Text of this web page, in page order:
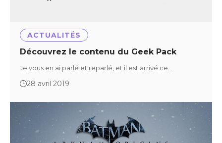
ACTUALITÉS
Découvrez le contenu du Geek Pack
Je vous en ai parlé et reparlé, et il est arrivé ce…
28 avril 2019